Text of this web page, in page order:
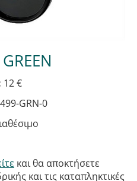
12 €
GRN-0
και θα αποκτήσετε
και τις καταπληκτικές